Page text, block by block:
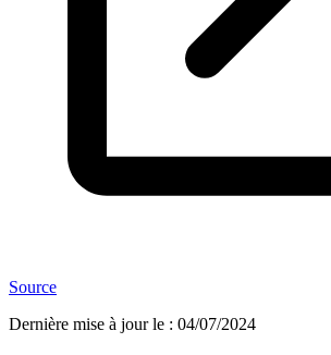
Source
Dernière mise à jour le : 04/07/2024